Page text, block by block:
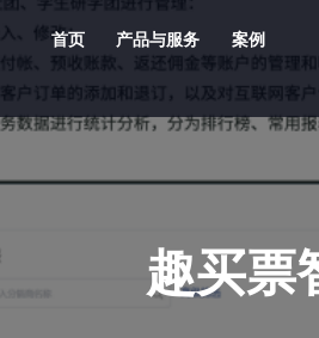
首页 产品与服务 案例
趣买票